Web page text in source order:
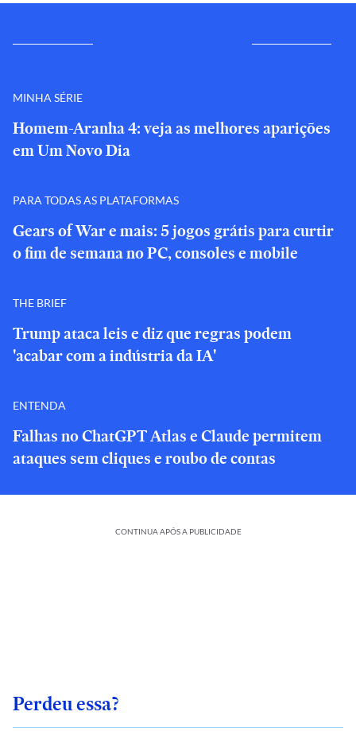
MINHA SÉRIE
Homem-Aranha 4: veja as melhores aparições
em Um Novo Dia
PARA TODAS AS PLATAFORMAS
Gears of War e mais: 5 jogos grátis para curtir
o fim de semana no PC, consoles e mobile
THE BRIEF
Trump ataca leis e diz que regras podem
'acabar com a indústria da IA'
ENTENDA
Falhas no ChatGPT Atlas e Claude permitem
ataques sem cliques e roubo de contas
CONTINUA APÓS A PUBLICIDADE
Perdeu essa?